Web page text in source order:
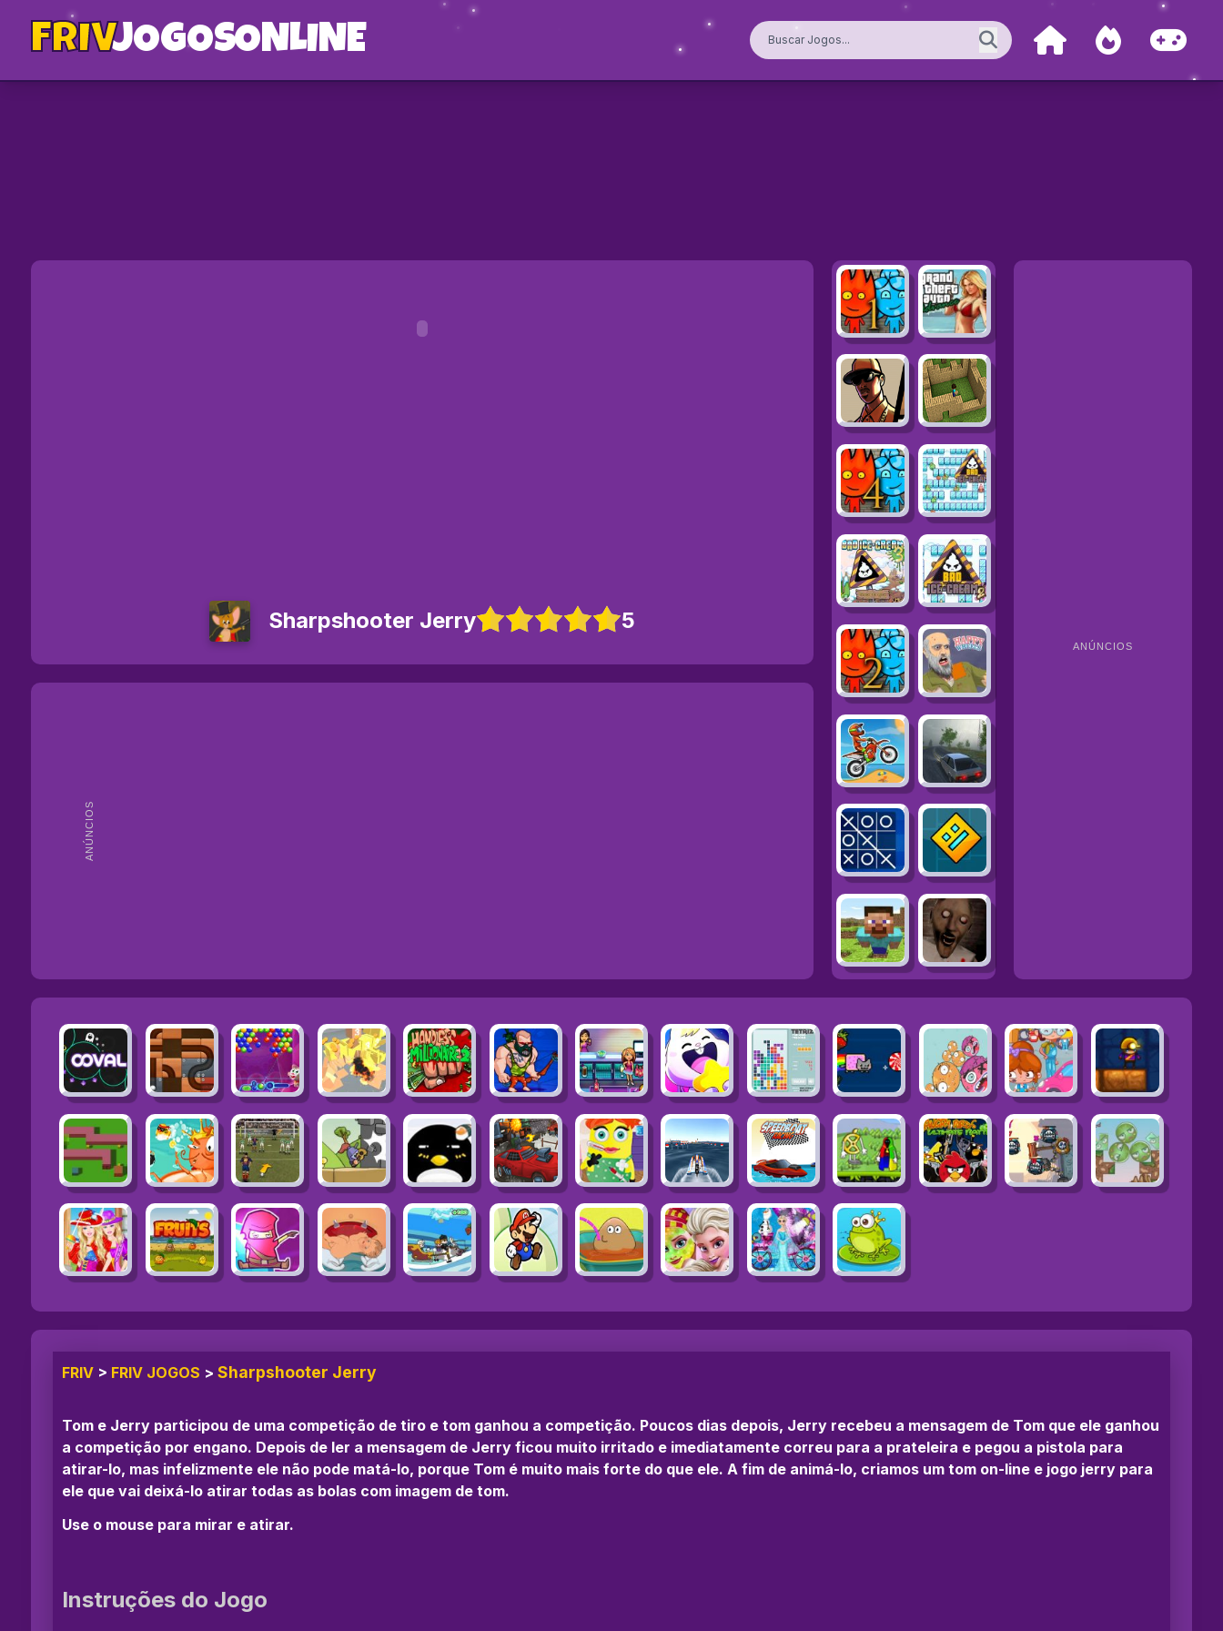
FRIVJOGOSONLINE
ANÚNCIOS
Sharpshooter Jerry 5
ANÚNCIOS
FRIV > FRIV JOGOS > Sharpshooter Jerry
Tom e Jerry participou de uma competição de tiro e tom ganhou a competição. Poucos dias depois, Jerry recebeu a mensagem de Tom que ele ganhou
a competição por engano. Depois de ler a mensagem de Jerry ficou muito irritado e imediatamente correu para a prateleira e pegou a pistola para
atirar-lo, mas infelizmente ele não pode matá-lo, porque Tom é muito mais forte do que ele. A fim de animá-lo, criamos um tom on-line e jogo jerry para
ele que vai deixá-lo atirar todas as bolas com imagem de tom.
Use o mouse para mirar e atirar.
Instruções do Jogo